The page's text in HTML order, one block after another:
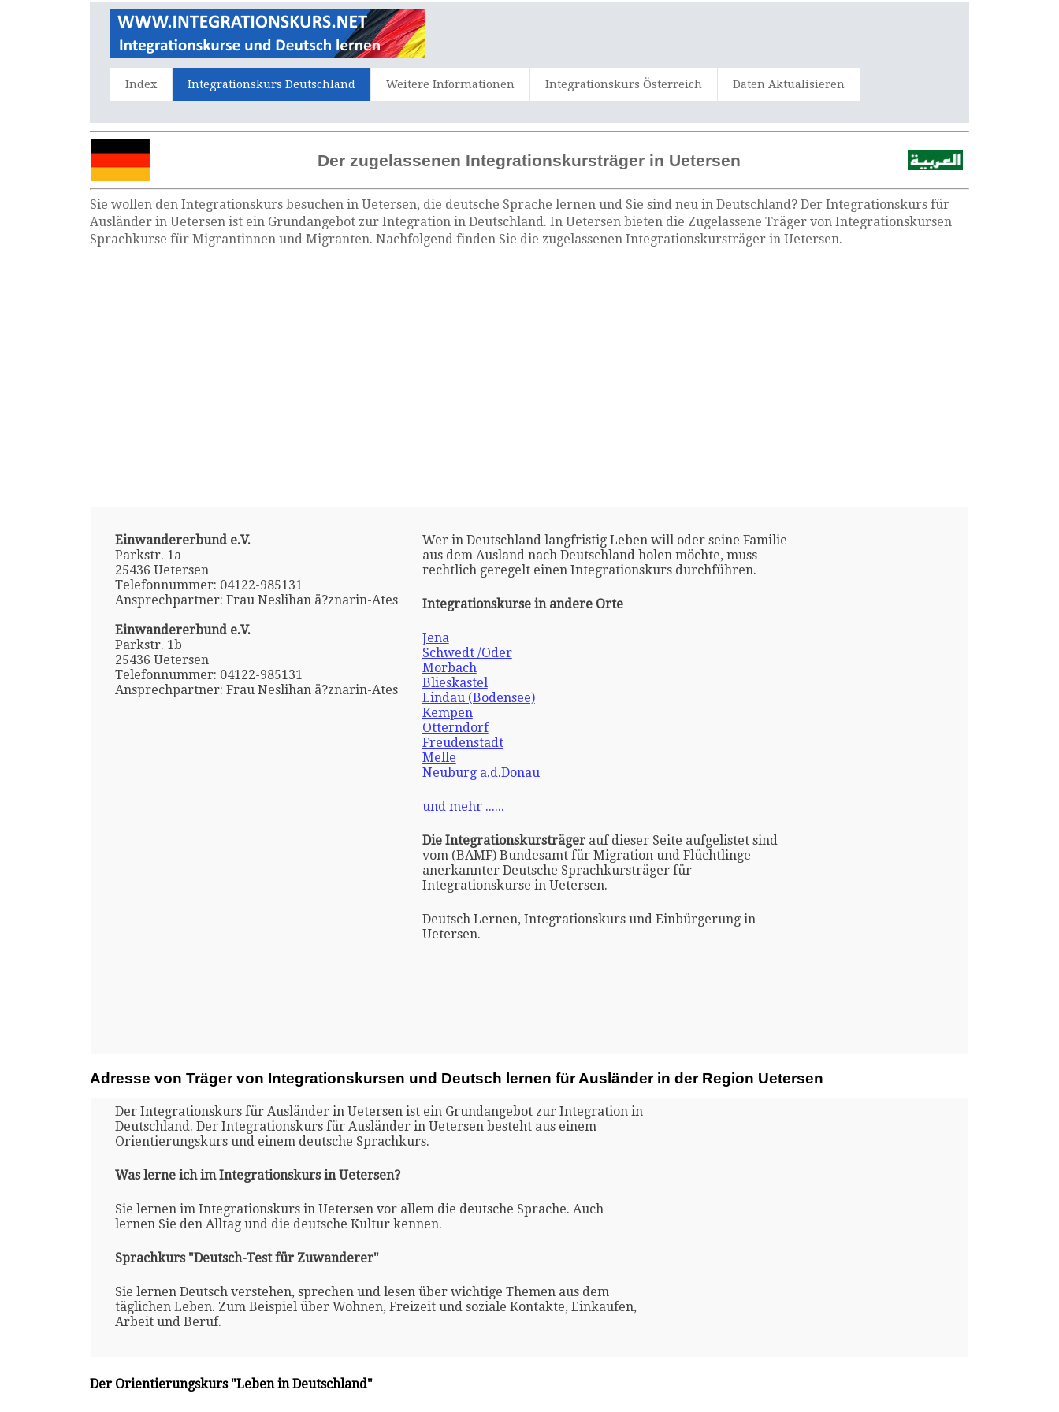
Index Integrationskurs Deutschland Weitere Informationen Integrationskurs Österreich Daten Aktualisieren
Der zugelassenen Integrationskursträger in Uetersen
Sie wollen den Integrationskurs besuchen in Uetersen, die deutsche Sprache lernen und Sie sind neu in Deutschland? Der Integrationskurs für
Ausländer in Uetersen ist ein Grundangebot zur Integration in Deutschland. In Uetersen bieten die Zugelassene Träger von Integrationskursen
Sprachkurse für Migrantinnen und Migranten. Nachfolgend finden Sie die zugelassenen Integrationskursträger in Uetersen.
Einwandererbund e.V.
Parkstr. 1a
25436 Uetersen
Telefonnummer: 04122-985131
Ansprechpartner: Frau Neslihan ä?znarin-Ates
Einwandererbund e.V.
Parkstr. 1b
25436 Uetersen
Telefonnummer: 04122-985131
Ansprechpartner: Frau Neslihan ä?znarin-Ates
Wer in Deutschland langfristig Leben will oder seine Familie
aus dem Ausland nach Deutschland holen möchte, muss
rechtlich geregelt einen Integrationskurs durchführen.
Integrationskurse in andere Orte
Jena
Schwedt /Oder
Morbach
Blieskastel
Lindau (Bodensee)
Kempen
Otterndorf
Freudenstadt
Melle
Neuburg a.d.Donau
und mehr ......
Die Integrationskursträgerauf dieser Seite aufgelistet sind
vom (BAMF) Bundesamt für Migration und Flüchtlinge
anerkannter Deutsche Sprachkursträger für
Integrationskurse in Uetersen.
Deutsch Lernen, Integrationskurs und Einbürgerung in
Uetersen.
Adresse von Träger von Integrationskursen und Deutsch lernen für Ausländer in der Region Uetersen
Der Integrationskurs für Ausländer in Uetersen ist ein Grundangebot zur Integration in
Deutschland. Der Integrationskurs für Ausländer in Uetersen besteht aus einem
Orientierungskurs und einem deutsche Sprachkurs.
Was lerne ich im Integrationskurs in Uetersen?
Sie lernen im Integrationskurs in Uetersen vor allem die deutsche Sprache. Auch
lernen Sie den Alltag und die deutsche Kultur kennen.
Sprachkurs "Deutsch-Test für Zuwanderer"
Sie lernen Deutsch verstehen, sprechen und lesen über wichtige Themen aus dem
täglichen Leben. Zum Beispiel über Wohnen, Freizeit und soziale Kontakte, Einkaufen,
Arbeit und Beruf.
Der Orientierungskurs "Leben in Deutschland"